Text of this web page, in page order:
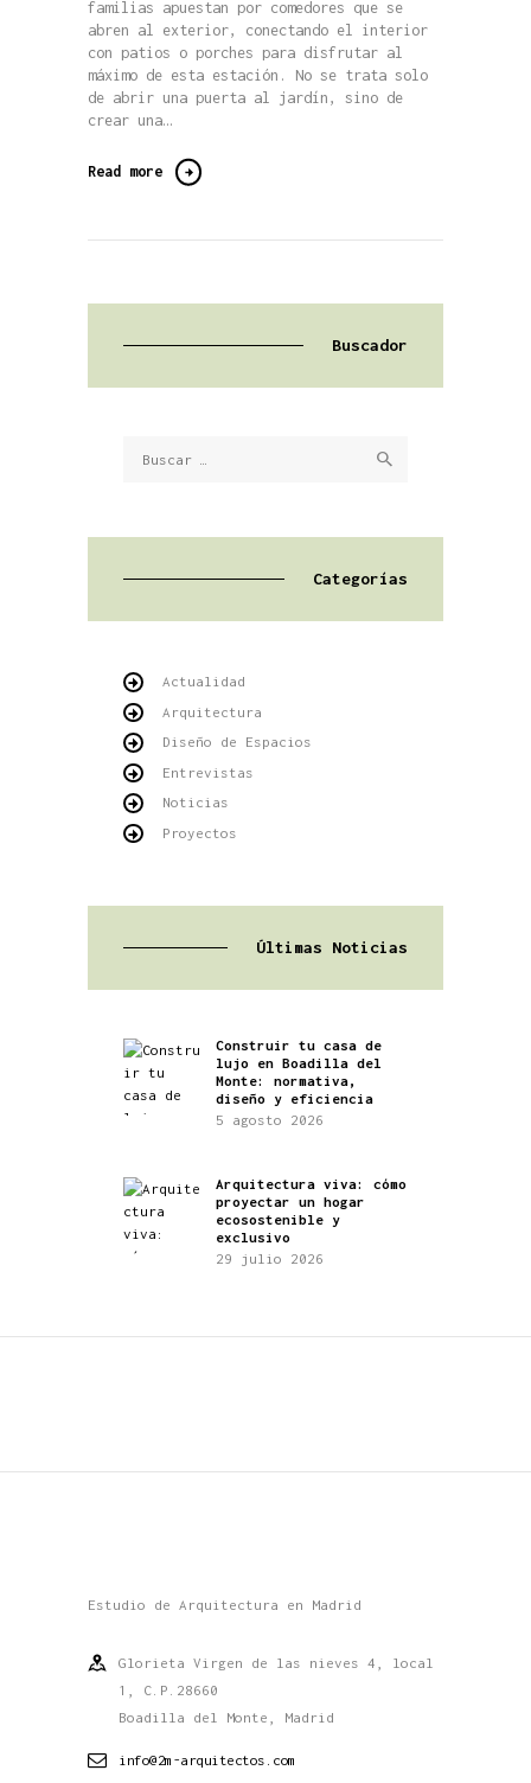
familias apuestan por comedores que se
abren al exterior, conectando el interior
con patios o porches para disfrutar al
máximo de esta estación. No se trata solo
de abrir una puerta al jardín, sino de
crear una…
Read more
Buscador
Categorías
Actualidad
Arquitectura
Diseño de Espacios
Entrevistas
Noticias
Proyectos
Últimas Noticias
Construir tu casa de
lujo en Boadilla del
Monte: normativa,
diseño y eficiencia
5 agosto 2026
Arquitectura viva: cómo
proyectar un hogar
ecosostenible y
exclusivo
29 julio 2026
Estudio de Arquitectura en Madrid
Glorieta Virgen de las nieves 4, local
1, C.P.28660
Boadilla del Monte, Madrid
info@2m-arquitectos.com